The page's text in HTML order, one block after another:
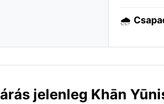
🌧️
jelenleg Khān